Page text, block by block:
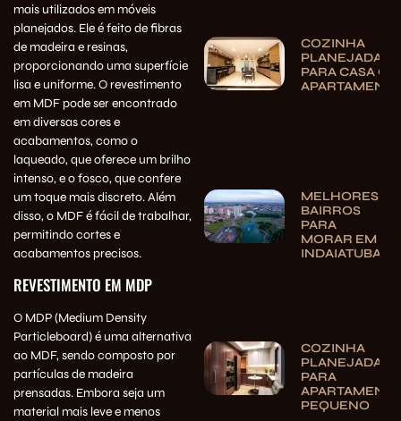
mais utilizados em móveis
planejados. Ele é feito de fibras
de madeira e resinas,
proporcionando uma superfície
lisa e uniforme. O revestimento
em MDF pode ser encontrado
em diversas cores e
acabamentos, como o
laqueado, que oferece um brilho
intenso, e o fosco, que confere
um toque mais discreto. Além
disso, o MDF é fácil de trabalhar,
permitindo cortes e
acabamentos precisos.
REVESTIMENTO EM MDP
O MDP (Medium Density
Particleboard) é uma alternativa
ao MDF, sendo composto por
partículas de madeira
prensadas. Embora seja um
material mais leve e menos
COZINHA
PLANEJADA
PARA CASA OU
MELHORES
BAIRROS
PARA
MORAR EM
INDAIATUBA
COZINHA
PLANEJADA
PARA
PEQUENO